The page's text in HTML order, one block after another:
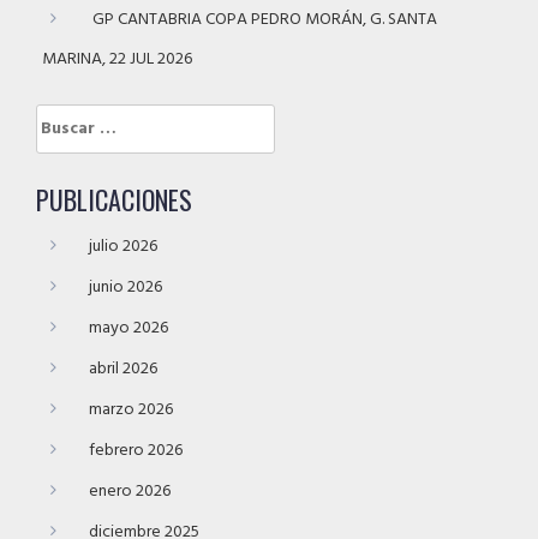
GP CANTABRIA COPA PEDRO MORÁN, G. SANTA
MARINA, 22 JUL 2026
Buscar:
PUBLICACIONES
julio 2026
junio 2026
mayo 2026
abril 2026
marzo 2026
febrero 2026
enero 2026
diciembre 2025